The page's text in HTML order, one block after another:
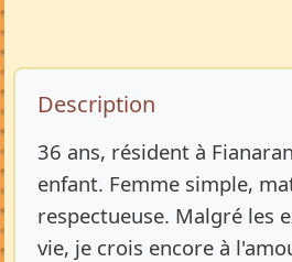
Description de
Description
36 ans, résident à
enfant. Femme simple,
respectueuse. Malgré les
vie, je crois encore à